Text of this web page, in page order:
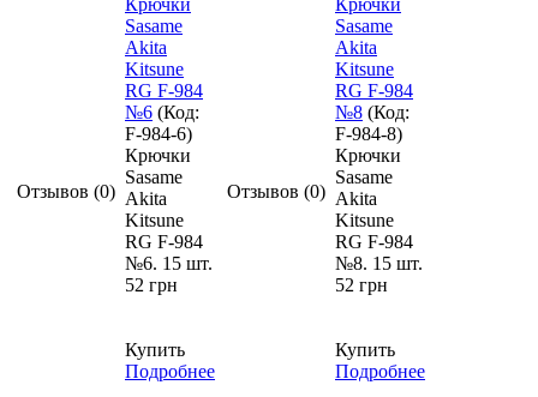
Отзывов (0)
Sasame
Akita
Kitsune
RG F-984
№6 (Код:
F-984-6)
Крючки
Sasame
Akita
Kitsune
RG F-984
№6. 15 шт.
52 грн
Купить
Подробнее
Отзывов (0)
Sasame
Akita
Kitsune
RG F-984
№8 (Код:
F-984-8)
Крючки
Sasame
Akita
Kitsune
RG F-984
№8. 15 шт.
52 грн
Купить
Подробнее